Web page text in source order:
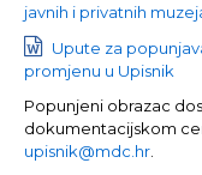
javnih i privatnih
Upute za
promjenu u Upisnik
Popunjeni obrazac
dokumentacijskom
upisnik@mdc.hr